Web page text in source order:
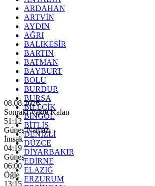
ARDAHAN
ARTVİN
AYDIN
AĞRI
BALIKESİR
BARTIN
BATMAN
BAYBURT
BOLU
BURDUR
BURSA
BİLECİK
BİNGÖL
BİTLİS
DENİZLİ
DÜZCE
DİYARBAKIR
EDİRNE
ELAZIĞ
ERZURUM
08.08.2026
Sonraki Vakte Kalan
51:11
Güneş Namazı
İmsak
04:19
Güneş
06:00
Öğle
13:15